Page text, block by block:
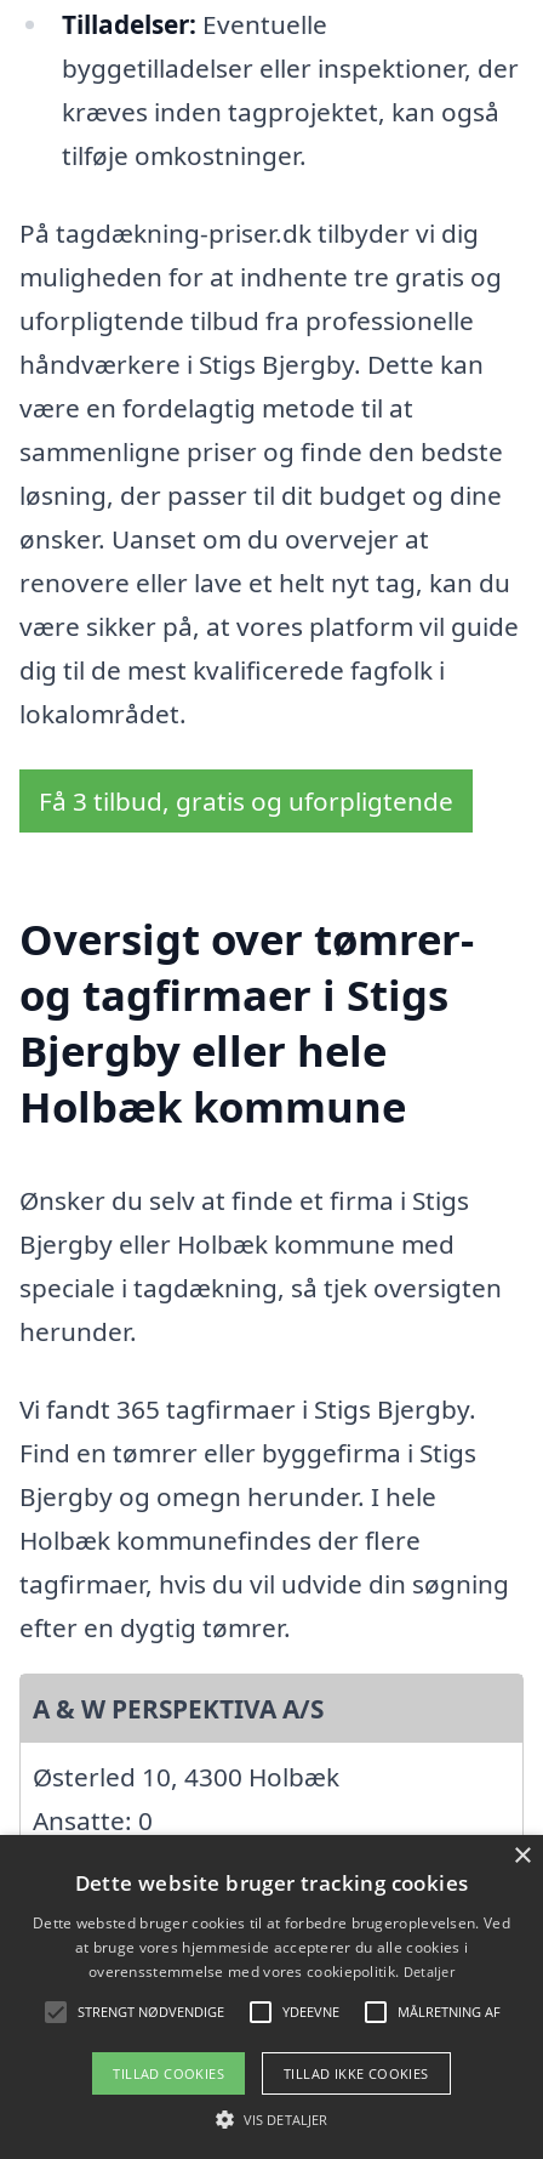
Tilladelser: Eventuelle
byggetilladelser eller inspektioner, der
kræves inden tagprojektet, kan også
tilføje omkostninger.
På tagdækning-priser.dk tilbyder vi dig
muligheden for at indhente tre gratis og
uforpligtende tilbud fra professionelle
håndværkere i Stigs Bjergby. Dette kan
være en fordelagtig metode til at
sammenligne priser og finde den bedste
løsning, der passer til dit budget og dine
ønsker. Uanset om du overvejer at
renovere eller lave et helt nyt tag, kan du
være sikker på, at vores platform vil guide
dig til de mest kvalificerede fagfolk i
lokalområdet.
Få 3 tilbud, gratis og uforpligtende
Oversigt over tømrer-
og tagfirmaer i Stigs
Bjergby eller hele
Holbæk kommune
Ønsker du selv at finde et firma i Stigs
Bjergby eller Holbæk kommune med
speciale i tagdækning, så tjek oversigten
herunder.
Vi fandt 365 tagfirmaer i Stigs Bjergby.
Find en tømrer eller byggefirma i Stigs
Bjergby og omegn herunder. I hele
Holbæk kommunefindes der flere
tagfirmaer, hvis du vil udvide din søgning
efter en dygtig tømrer.
A & W PERSPEKTIVA A/S
Østerled 10, 4300 Holbæk
Ansatte: 0
CVR: 28572328
Åmosevej 120, 4440 Mørkøv
×
Dette website bruger tracking cookies
Dette websted bruger cookies til at forbedre brugeroplevelsen. Ved
at bruge vores hjemmeside accepterer du alle cookies i
overensstemmelse med vores cookiepolitik. Detaljer
STRENGT NØDVENDIGE YDEEVNE MÅLRETNING AF
TILLAD COOKIES TILLAD IKKE COOKIES
VIS DETALJER